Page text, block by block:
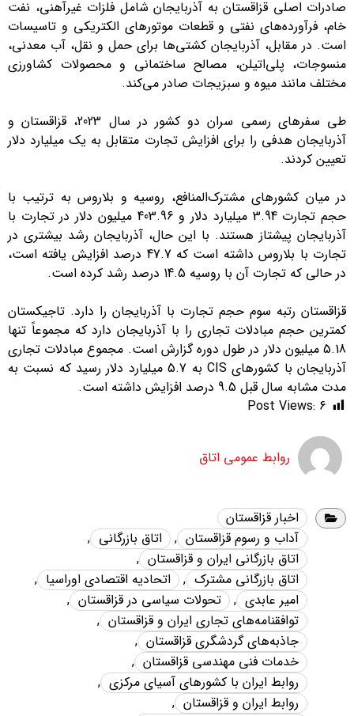
صادرات اصلی قزاقستان به آذربایجان شامل فلزات غیرآهنی، نفت
خام، فرآورده‌های نفتی و قطعات موتورهای الکتریکی و تاسیسات
است. در مقابل، آذربایجان کشتی‌ها برای حمل و نقل، آب معدنی،
منسوجات، پلی‌اتیلن، مصالح ساختمانی و محصولات کشاورزی
مختلف مانند میوه و سبزیجات صادر می‌کند.
طی سفرهای رسمی سران دو کشور در سال 2023، قزاقستان و
آذربایجان هدفی را برای افزایش تجارت متقابل به یک میلیارد دلار
تعیین کردند.
در میان کشورهای مشترک‌المنافع، روسیه و بلاروس به ترتیب با
حجم تجارت 3.94 میلیارد دلار و 403.96 میلیون دلار در تجارت با
آذربایجان پیشتاز هستند. با این حال، آذربایجان رشد بیشتری در
تجارت با بلاروس داشته است که 47.7 درصد افزایش یافته است،
در حالی که تجارت آن با روسیه 14.5 درصد رشد کرده است.
قزاقستان رتبه سوم حجم تجارت با آذربایجان را دارد. تاجیکستان
کمترین حجم مبادلات تجاری را با آذربایجان دارد که مجموعاً تنها
5.18 میلیون دلار در طول دوره گزارش است. مجموع مبادلات تجاری
آذربایجان با کشورهای CIS به 5.7 میلیارد دلار رسید که نسبت به
مدت مشابه سال قبل 9.5 درصد افزایش داشته است.
Post Views: 6
روابط عمومی اتاق
اخبار قزاقستان
آداب و رسوم قزاقستان , اتاق بازرگانی ,
اتاق بازرگانی ایران و قزاقستان ,
اتاق بازرگانی مشترک , اتحادیه اقتصادی اوراسیا ,
امیر عابدی , تحولات سیاسی در قزاقستان ,
توافقنامه‌های تجاری ایران و قزاقستان ,
جاذبه‌های گردشگری قزاقستان ,
خدمات فنی مهندسی قزاقستان ,
روابط ایران با کشورهای آسیای مرکزی ,
روابط ایران و قزاقستان ,